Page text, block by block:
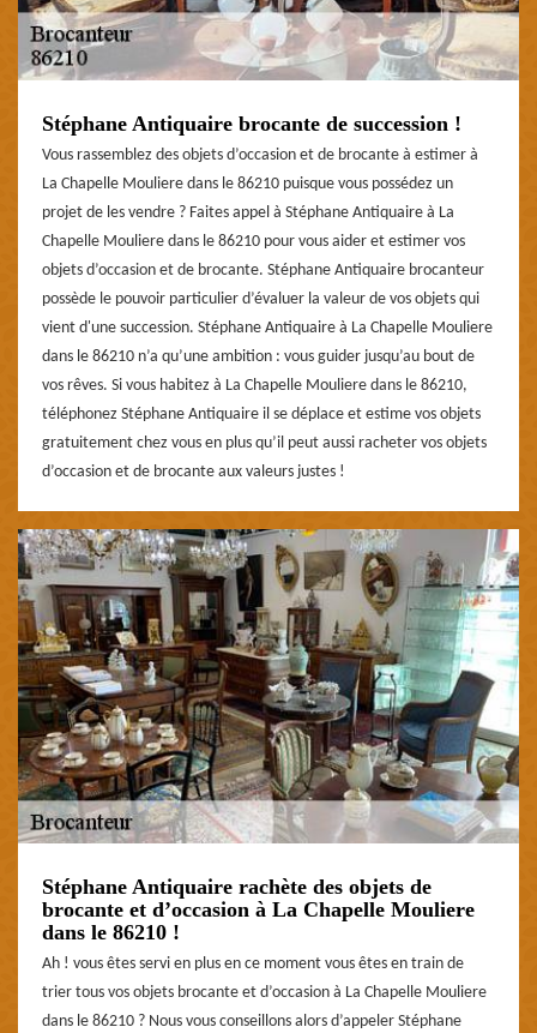
Stéphane Antiquaire brocante de succession !
Vous rassemblez des objets d’occasion et de brocante à estimer à
La Chapelle Mouliere dans le 86210 puisque vous possédez un
projet de les vendre ? Faites appel à Stéphane Antiquaire à La
Chapelle Mouliere dans le 86210 pour vous aider et estimer vos
objets d’occasion et de brocante. Stéphane Antiquaire brocanteur
possède le pouvoir particulier d’évaluer la valeur de vos objets qui
vient d'une succession. Stéphane Antiquaire à La Chapelle Mouliere
dans le 86210 n’a qu’une ambition : vous guider jusqu’au bout de
vos rêves. Si vous habitez à La Chapelle Mouliere dans le 86210,
téléphonez Stéphane Antiquaire il se déplace et estime vos objets
gratuitement chez vous en plus qu’il peut aussi racheter vos objets
d’occasion et de brocante aux valeurs justes !
Stéphane Antiquaire rachète des objets de
brocante et d’occasion à La Chapelle Mouliere
dans le 86210 !
Ah ! vous êtes servi en plus en ce moment vous êtes en train de
trier tous vos objets brocante et d’occasion à La Chapelle Mouliere
dans le 86210 ? Nous vous conseillons alors d’appeler Stéphane